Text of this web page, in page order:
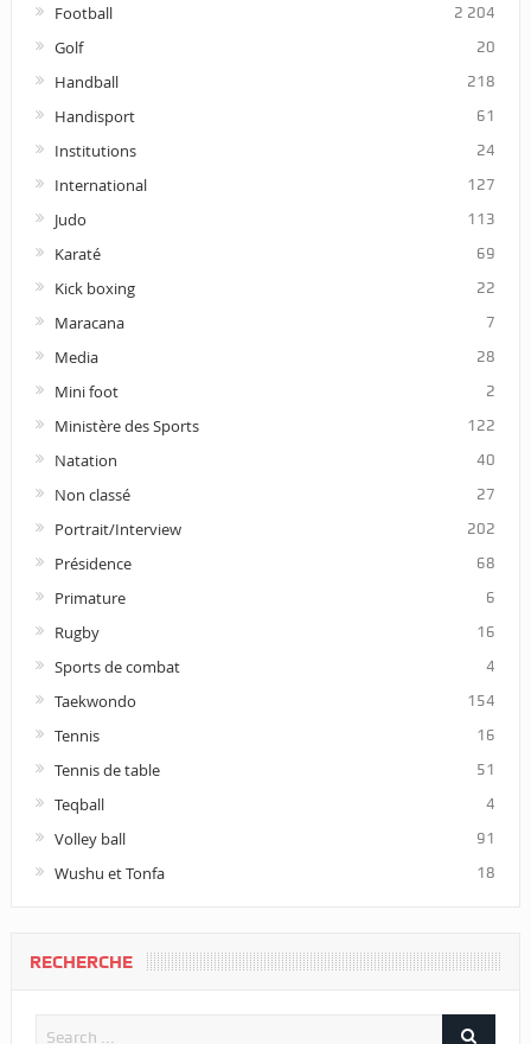
Football 2 204
Golf 20
Handball 218
Handisport 61
Institutions 24
International 127
Judo 113
Karaté 69
Kick boxing 22
Maracana 7
Media 28
Mini foot 2
Ministère des Sports 122
Natation 40
Non classé 27
Portrait/Interview 202
Présidence 68
Primature 6
Rugby 16
Sports de combat 4
Taekwondo 154
Tennis 16
Tennis de table 51
Teqball 4
Volley ball 91
Wushu et Tonfa 18
RECHERCHE